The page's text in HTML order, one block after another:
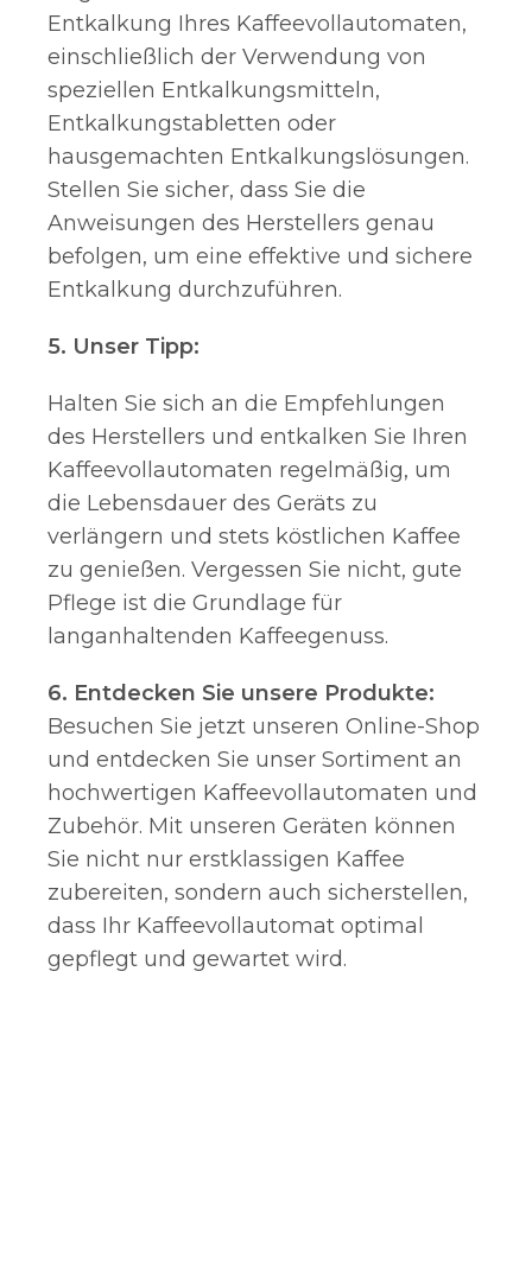
Entkalkung Ihres Kaffeevollautomaten,
einschließlich der Verwendung von
speziellen Entkalkungsmitteln,
Entkalkungstabletten oder
hausgemachten Entkalkungslösungen.
Stellen Sie sicher, dass Sie die
Anweisungen des Herstellers genau
befolgen, um eine effektive und sichere
Entkalkung durchzuführen.
5. Unser Tipp:
Halten Sie sich an die Empfehlungen
des Herstellers und entkalken Sie Ihren
Kaffeevollautomaten regelmäßig, um
die Lebensdauer des Geräts zu
verlängern und stets köstlichen Kaffee
zu genießen. Vergessen Sie nicht, gute
Pflege ist die Grundlage für
langanhaltenden Kaffeegenuss.
6. Entdecken Sie unsere Produkte:
Besuchen Sie jetzt unseren Online-Shop
und entdecken Sie unser Sortiment an
hochwertigen Kaffeevollautomaten und
Zubehör. Mit unseren Geräten können
Sie nicht nur erstklassigen Kaffee
zubereiten, sondern auch sicherstellen,
dass Ihr Kaffeevollautomat optimal
gepflegt und gewartet wird.